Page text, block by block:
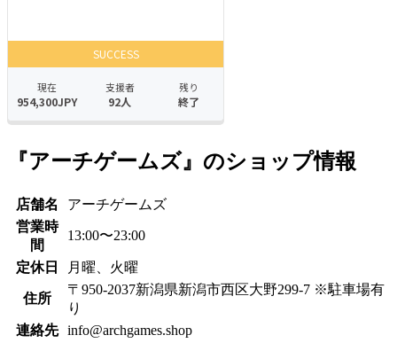
『アーチゲームズ』のショップ情報
店舗名
アーチゲームズ
営業時
間
13:00〜23:00
定休日 月曜、火曜
住所
〒950-2037新潟県新潟市西区大野299-7 ※駐車場有
り
連絡先
info@archgames.shop